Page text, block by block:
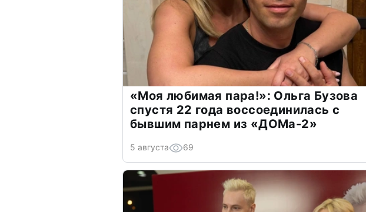
«Моя любимая пара!»: Ольга Бузова
спустя 22 года воссоединилась с
бывшим парнем из «ДОМа-2»
5 августа 69